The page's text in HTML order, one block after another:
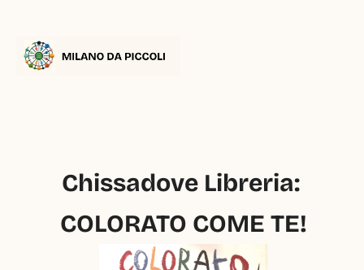
Chissadove Libreria:
COLORATO COME TE!